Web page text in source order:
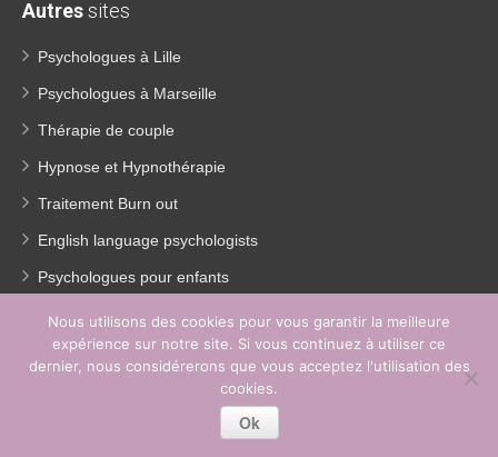
Autressites
Psychologues à Lille
Psychologues à Marseille
Thérapie de couple
Hypnose et Hypnothérapie
Traitement Burn out
English language psychologists
Psychologues pour enfants
Thérapie de la dépression
Perte de poids
Nous utilisons des cookies pour vous garantir la meilleure
expérience sur notre site. Si vous continuez à utiliser ce
dernier, nous considérerons que vous acceptez l'utilisation des
cookies.
Ok